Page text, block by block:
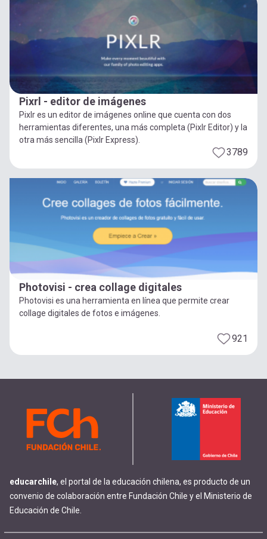
Pixrl - editor de imágenes
Pixlr es un editor de imágenes online que cuenta con dos
herramientas diferentes, una más completa (Pixlr Editor) y la
otra más sencilla (Pixlr Express).
3789
Photovisi - crea collage digitales
Photovisi es una herramienta en línea que permite crear
collage digitales de fotos e imágenes.
921
educarchile, el portal de la educación chilena, es producto de un
convenio de colaboración entre Fundación Chile y el Ministerio de
Educación de Chile.